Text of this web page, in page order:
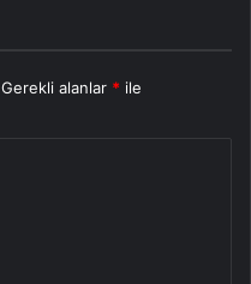
Gerekli alanlar * ile